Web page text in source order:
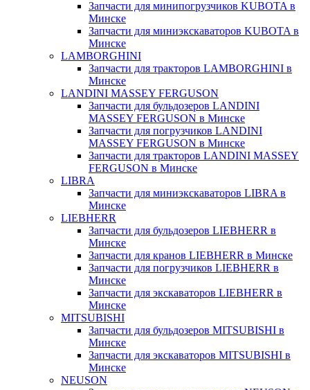
Запчасти для минипогрузчиков KUBOTA в
Минске
Запчасти для миниэкскаваторов KUBOTA в
Минске
LAMBORGHINI
Запчасти для тракторов LAMBORGHINI в
Минске
LANDINI MASSEY FERGUSON
Запчасти для бульдозеров LANDINI
MASSEY FERGUSON в Минске
Запчасти для погрузчиков LANDINI
MASSEY FERGUSON в Минске
Запчасти для тракторов LANDINI MASSEY
FERGUSON в Минске
LIBRA
Запчасти для миниэкскаваторов LIBRA в
Минске
LIEBHERR
Запчасти для бульдозеров LIEBHERR в
Минске
Запчасти для кранов LIEBHERR в Минске
Запчасти для погрузчиков LIEBHERR в
Минске
Запчасти для экскаваторов LIEBHERR в
Минске
MITSUBISHI
Запчасти для бульдозеров MITSUBISHI в
Минске
Запчасти для экскаваторов MITSUBISHI в
Минске
NEUSON